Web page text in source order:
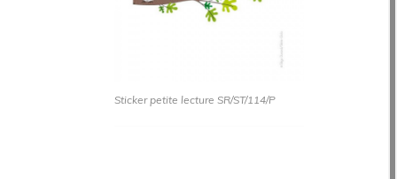
Sticker petite lecture SR/ST/114/P